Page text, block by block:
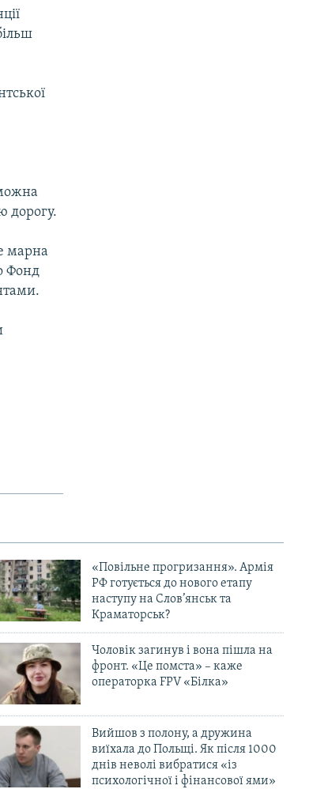
дорогу.
марна
Фонд
«Повільне прогризання». Армія
РФ готується до нового етапу
наступу на Слов’янськ та
Краматорськ?
Чоловік загинув і вона пішла на
фронт. «Це помста» – каже
операторка FPV «Білка»
Вийшов з полону, а дружина
виїхала до Польщі. Як після 1000
днів неволі вибратися «із
психологічної і фінансової ями»